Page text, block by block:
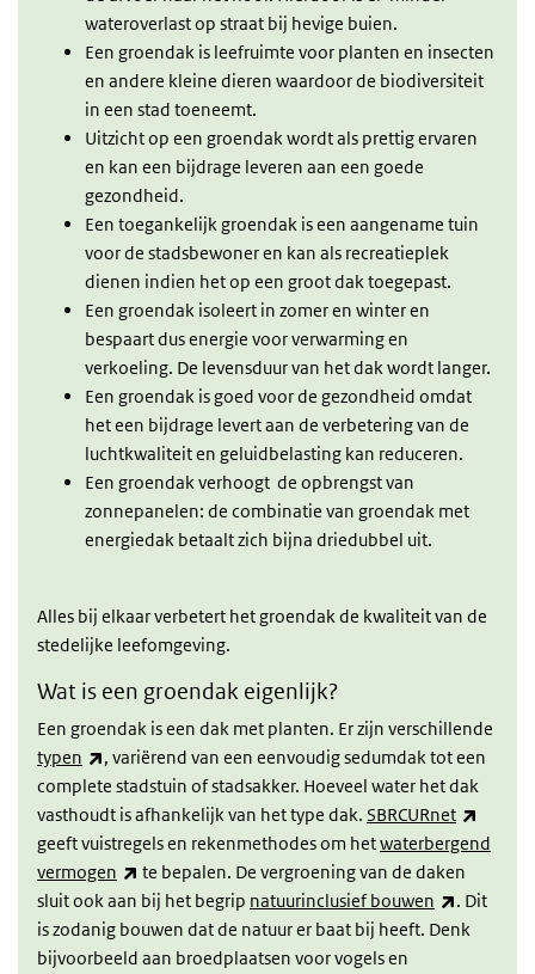
wateroverlast op straat bij hevige buien.
Een groendak is leefruimte voor planten en insecten
en andere kleine dieren waardoor de biodiversiteit
in een stad toeneemt.
Uitzicht op een groendak wordt als prettig ervaren
en kan een bijdrage leveren aan een goede
gezondheid.
Een toegankelijk groendak is een aangename tuin
voor de stadsbewoner en kan als recreatieplek
dienen indien het op een groot dak toegepast.
Een groendak isoleert in zomer en winter en
bespaart dus energie voor verwarming en
verkoeling. De levensduur van het dak wordt langer.
Een groendak is goed voor de gezondheid omdat
het een bijdrage levert aan de verbetering van de
luchtkwaliteit en geluidbelasting kan reduceren.
Een groendak verhoogt de opbrengst van
zonnepanelen: de combinatie van groendak met
energiedak betaalt zich bijna driedubbel uit.
Alles bij elkaar verbetert het groendak de kwaliteit van de
stedelijke leefomgeving.
Wat is een groendak eigenlijk?
Een groendak is een dak met planten. Er zijn verschillende
typen
(externe link)
, variërend van een eenvoudig sedumdak tot een
complete stadstuin of stadsakker. Hoeveel water het dak
vasthoudt is afhankelijk van het type dak. SBRCURnet
geeft vuistregels en rekenmethodes om hetwaterbergend
vermogen
(externe link)
te bepalen. De vergroening van de daken
sluit ook aan bij het begrip natuurinclusief bouwen (externe
. Dit
is zodanig bouwen dat de natuur er baat bij heeft. Denk
bijvoorbeeld aan broedplaatsen voor vogels en